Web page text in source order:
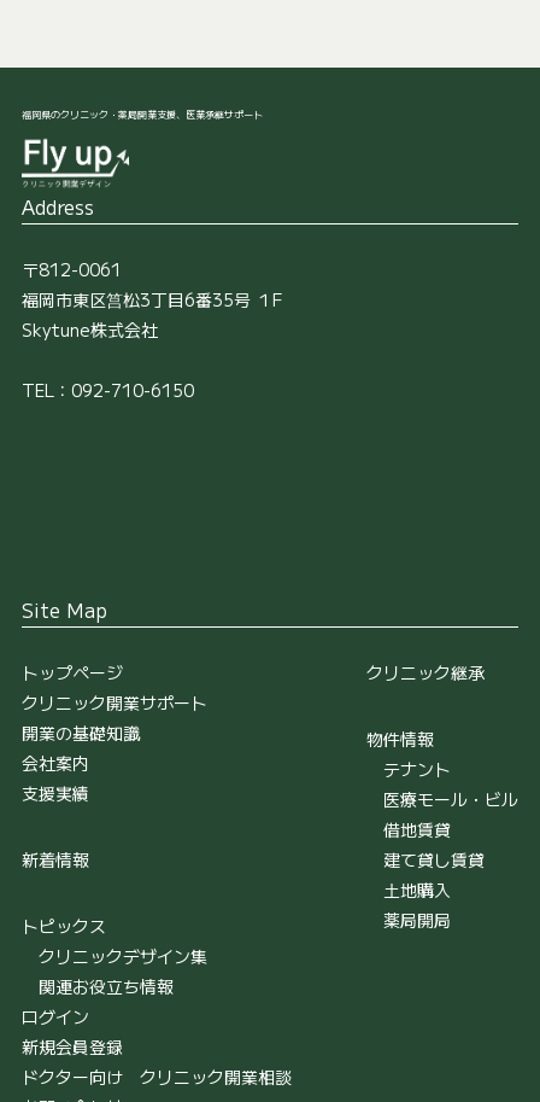
福岡県のクリニック・薬局開業支援、医業承継サポート
Address
〒812-0061
福岡市東区筥松3丁目6番35号 １F
Skytune株式会社
TEL：092-710-6150
Site Map
トップページ
クリニック開業サポート
開業の基礎知識
会社案内
支援実績
新着情報
トピックス
クリニックデザイン集
関連お役立ち情報
クリニック継承
物件情報
テナント
医療モール・ビル
借地賃貸
建て貸し賃貸
土地購入
薬局開局
ログイン
新規会員登録
ドクター向け クリニック開業相談